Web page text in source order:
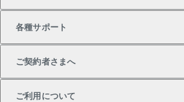
一棟リノベーションマンション L`GENTE
テ）
投資用一棟レジデンスWELL SQUARE（
各種サポート
ご契約者さまへ
ご利用について